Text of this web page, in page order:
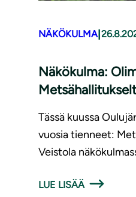
NÄKÖKULMA|
Näkökulma:
Tässä kuussa
vuosia tienneet:
Veistola
LUE LISÄÄ